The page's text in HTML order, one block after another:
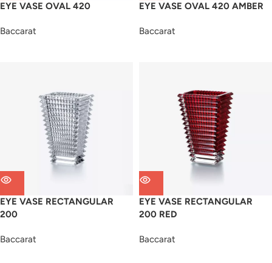
EYE VASE OVAL 420
Baccarat
EYE VASE OVAL 420 AMBER
Baccarat
EYE VASE RECTANGULAR
200
Baccarat
EYE VASE RECTANGULAR
200 RED
Baccarat